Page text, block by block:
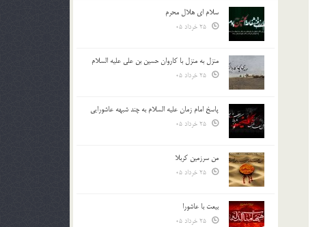
سلام ای هلال محرم
منزل به منزل با کاروان حسین بن علی علیه السلام
پاسخ امام زمان علیه السلام به چند شبهه عاشورایی
من سرزمین کربلا
بیعت با عاشورا